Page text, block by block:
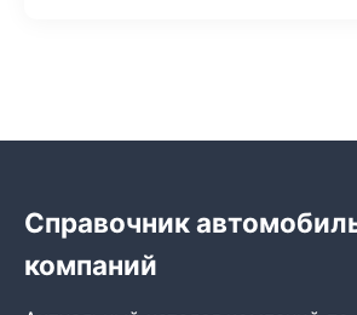
Справочник
компаний